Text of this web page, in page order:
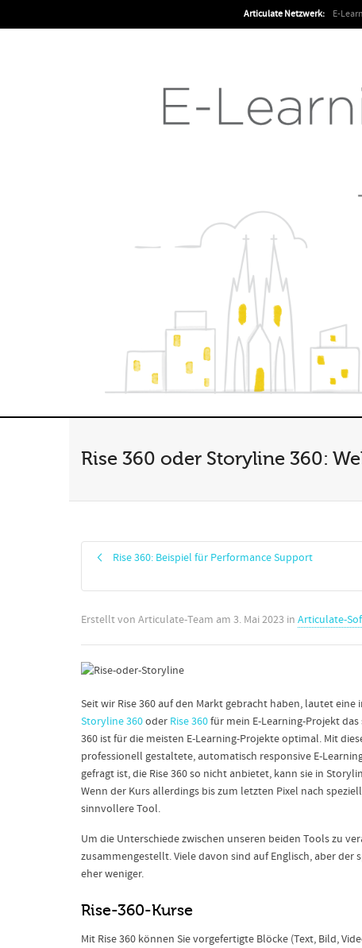
Articulate Netzwerk: E-
Rise 360 oder Storyline 360:
Rise 360: Beispiel für Performance Support
Erstellt von Articulate-Team am 3. Mai 2023 in Articulate-
Seit wir Rise 360 auf den Markt gebracht haben, lautet
Storyline 360oder Rise 360für mein E-Learning-Projekt
360 ist für die meisten E-Learning-Projekte optimal. Mit
professionell gestaltete, automatisch responsive E-
gefragt ist, die Rise 360 so nicht anbietet, kann sie in
Wenn der Kurs allerdings bis zum letzten Pixel nach
sinnvollere Tool.
Um die Unterschiede zwischen unseren beiden Tools zu
zusammengestellt. Viele davon sind auf Englisch, aber
eher weniger.
Rise-360-Kurse
Mit Rise 360 können Sie vorgefertigte Blöcke (Text, Bild,